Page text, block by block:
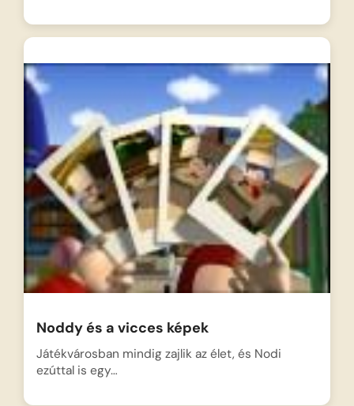
Noddy és a vicces képek
Játékvárosban mindig zajlik az élet, és Nodi
ezúttal is egy…